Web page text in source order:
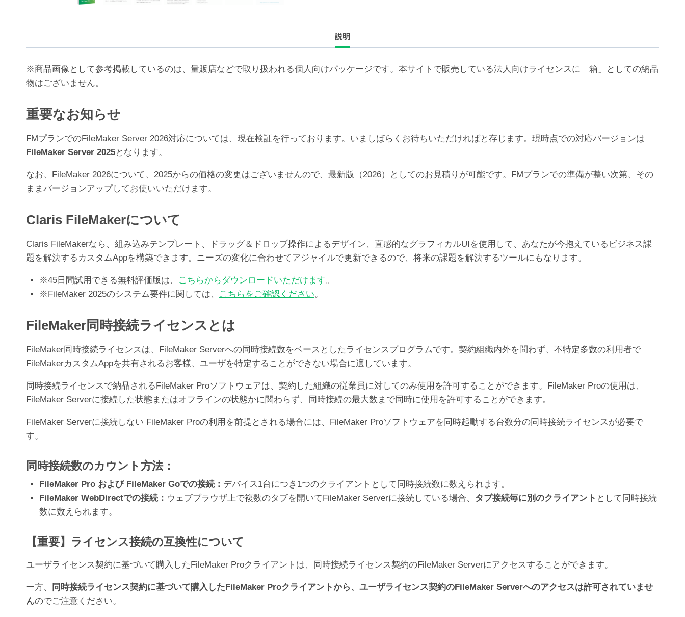
カ
250-
ー
説明
※商品画像として参考掲載しているのは、量販店などで取り扱われる個人向けパッケージです。本サイトで販売している法人向けライセンスに「箱」としての納品
物はございません。
重要なお知らせ
FMプランでのFileMaker Server 2026対応については、現在検証を行っております。いましばらくお待ちいただければと存じます。現時点での対応バージョンは
FileMaker Server 2025となります。
なお、FileMaker 2026について、2025からの価格の変更はございませんので、最新版（2026）としてのお見積りが可能です。FMプランでの準備が整い次第、その
ままバージョンアップしてお使いいただけます。
Claris FileMakerについて
Claris FileMakerなら、組み込みテンプレート、ドラッグ＆ドロップ操作によるデザイン、直感的なグラフィカルUIを使用して、あなたが今抱えているビジネス課
題を解決するカスタムAppを構築できます。ニーズの変化に合わせてアジャイルで更新できるので、将来の課題を解決するツールにもなります。
※45日間試用できる無料評価版は、 こちらからダウンロードいただけます。
※FileMaker 2025のシステム要件に関しては、
こちらをご確認ください。
FileMaker同時接続ライセンスとは
FileMaker同時接続ライセンスは、FileMaker Serverへの同時接続数をベースとしたライセンスプログラムです。契約組織内外を問わず、不特定多数の利用者で
FileMakerカスタムAppを共有されるお客様、ユーザを特定することができない場合に適しています。
同時接続ライセンスで納品されるFileMaker Proソフトウェアは、契約した組織の従業員に対してのみ使用を許可することができます。FileMaker Proの使用は、
FileMaker Serverに接続した状態またはオフラインの状態かに関わらず、同時接続の最大数まで同時に使用を許可することができます。
FileMaker Serverに接続しない FileMaker Proの利用を前提とされる場合には、FileMaker Proソフトウェアを同時起動する台数分の同時接続ライセンスが必要で
す。
同時接続数のカウント方法：
FileMaker Pro および FileMaker Goでの接続： デバイス1台につき1つのクライアントとして同時接続数に数えられます。
FileMaker WebDirectでの接続： ウェブブラウザ上で複数のタブを開いてFileMaker Serverに接続している場合、 タブ接続毎に別のクライアント として同時接続
数に数えられます。
【重要】ライセンス接続の互換性について
ユーザライセンス契約に基づいて購入したFileMaker Proクライアントは、同時接続ライセンス契約のFileMaker Serverにアクセスすることができます。
一方、
同時接続ライセンス契約に基づいて購入したFileMaker Proクライアントから、ユーザライセンス契約のFileMaker Serverへのアクセスは許可されていませ
んのでご注意ください。